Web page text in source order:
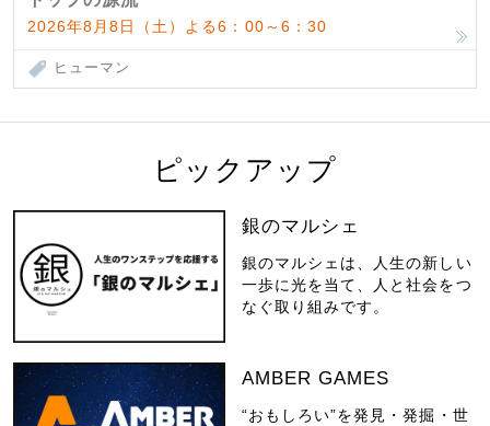
2026年8月8日（土）よる6：00～6：30
ヒューマン
ピックアップ
銀のマルシェ
銀のマルシェは、人生の新しい
一歩に光を当て、人と社会をつ
なぐ取り組みです。
AMBER GAMES
“おもしろい”を発見・発掘・世